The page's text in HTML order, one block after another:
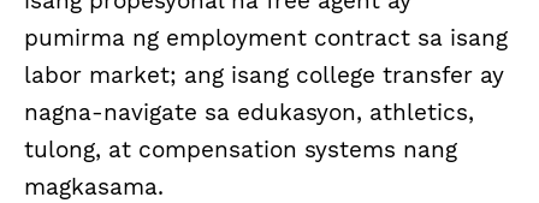
pumirma ng employment contract sa isang
labor market; ang isang college transfer ay
nagna-navigate sa edukasyon, athletics,
tulong, at compensation systems nang
magkasama.